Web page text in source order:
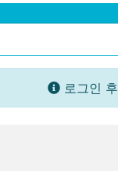
로그인